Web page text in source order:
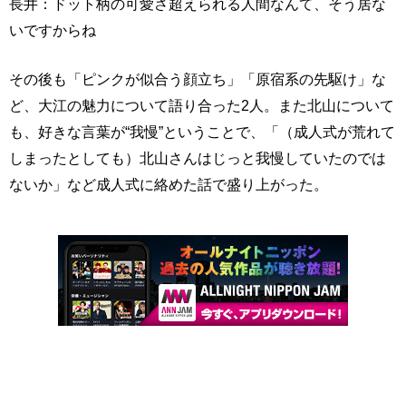
長井：ドット柄の可愛さ超えられる人間なんて、そう居な
いですからね
その後も「ピンクが似合う顔立ち」「原宿系の先駆け」な
ど、大江の魅力について語り合った2人。また北山について
も、好きな言葉が“我慢”ということで、「（成人式が荒れて
しまったとしても）北山さんはじっと我慢していたのでは
ないか」など成人式に絡めた話で盛り上がった。